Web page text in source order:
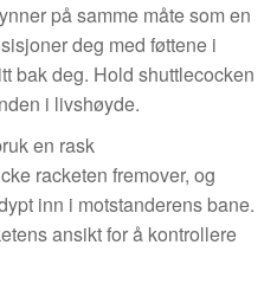
på samme måte som en
deg med føttene i
bak deg. Hold shuttlecocken
i livshøyde.
en rask
racketen fremover, og
inn i motstanderens bane.
ansikt for å kontrollere